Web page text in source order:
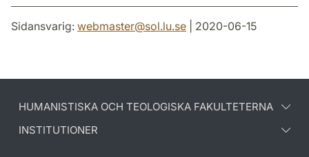
Sidansvarig: webmaster@sol.lu.se | 2020-06-15
HUMANISTISKA OCH TEOLOGISKA FAKULTETERNA
INSTITUTIONER